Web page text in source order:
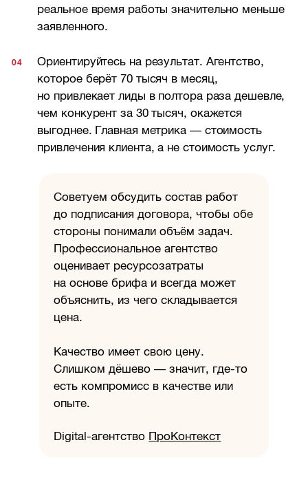
реальное время работы значительно меньше
заявленного.
Ориентируйтесь на результат. Агентство,
которое берёт 70 тысяч в месяц,
но привлекает лиды в полтора раза дешевле,
чем конкурент за 30 тысяч, окажется
выгоднее. Главная метрика — стоимость
привлечения клиента, а не стоимость услуг.
Советуем обсудить состав работ
до подписания договора, чтобы обе
стороны понимали объём задач.
Профессиональное агентство
оценивает ресурсозатраты
на основе брифа и всегда может
объяснить, из чего складывается
цена.
Качество имеет свою цену.
Слишком дёшево — значит, где-то
есть компромисс в качестве или
опыте.
Digital-агентство ПроКонтекст